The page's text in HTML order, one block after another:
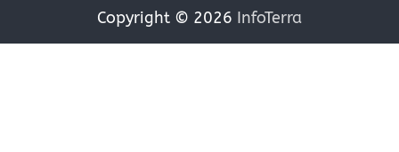
Copyright © 2026 InfoTerra